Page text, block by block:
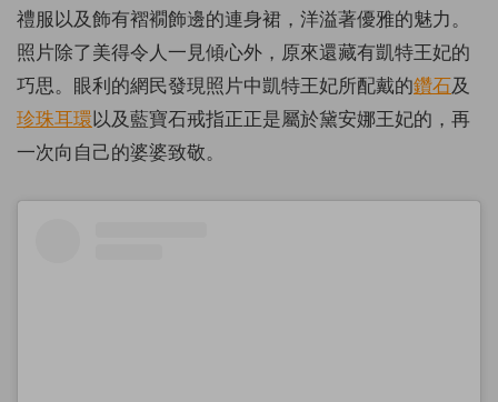
禮服以及飾有褶襉飾邊的連身裙，洋溢著優雅的魅力。
照片除了美得令人一見傾心外，原來還藏有凱特王妃的
巧思。眼利的網民發現照片中凱特王妃所配戴的鑽石及
珍珠耳環以及藍寶石戒指正正是屬於黛安娜王妃的，再
一次向自己的婆婆致敬。